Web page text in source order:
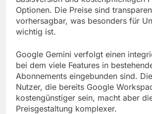
Optionen. Die Preise sind
vorhersagbar, was besonders für
wichtig ist.
Google Gemini verfolgt einen
bei dem viele Features in
Abonnements eingebunden sind.
Nutzer, die bereits Google
kostengünstiger sein, macht aber
Preisgestaltung komplexer.